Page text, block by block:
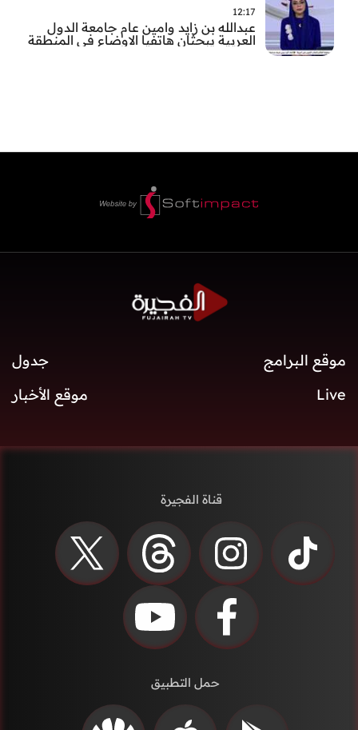
12:17
عبدالله بن زايد وامين عام جامعة الدول
العربية يبحثان هاتفيا الاوضاع في المنطقة
موقع البرامج
جدول
Live
موقع الأخبار
قناة الفجيرة
حمل التطبيق